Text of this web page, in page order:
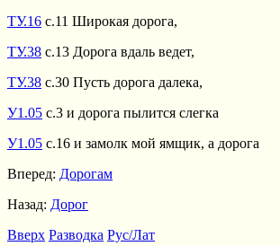
ТУ.16 с.11 Широкая дорога,
ТУ.38 с.13 Дорога вдаль ведет,
ТУ.38 с.30 Пусть дорога далека,
У1.05 с.3 и дорога пылится слегка
У1.05 с.16 и замолк мой ямщик, а дорога
Вперед: Дорогам
Назад: Дорог
Вверх Разводка Рус/Лат